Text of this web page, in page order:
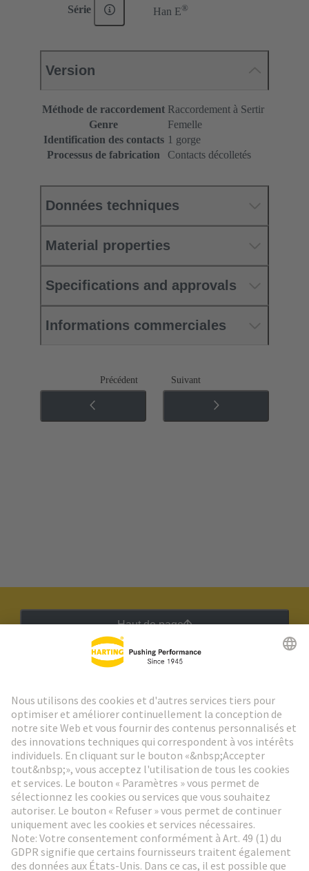
Série Han E®
Version
Méthode de raccordement Raccordement à Sertir
Genre
Femelle
Identification des contacts 1 gorge
Processus de fabrication
Contacts décolletés
Données techniques
Material properties
Specifications and approvals
Informations commerciales
Précédent Suivant
Haut de page
Aller à l'inscription
Social Media